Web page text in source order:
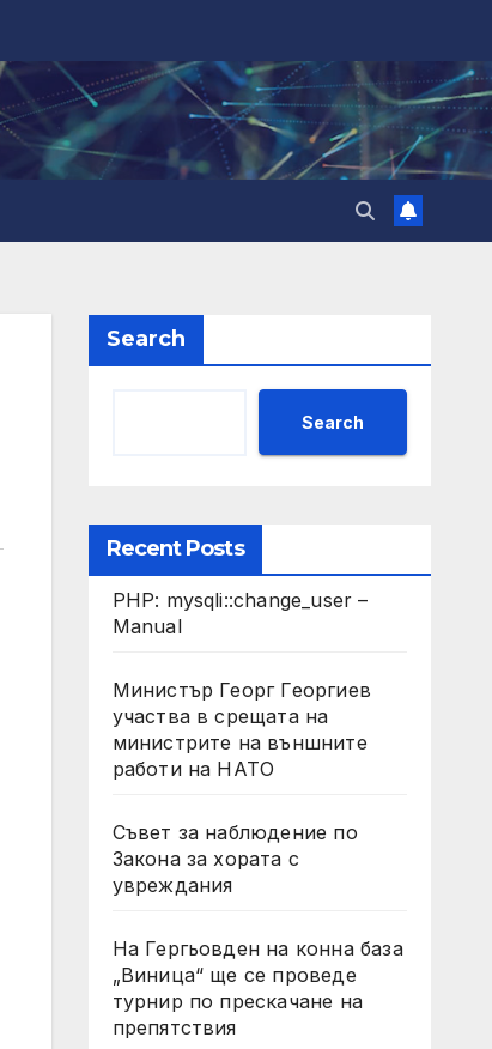
Search
Search
Recent Posts
PHP: mysqli::change_user –
Manual
Министър Георг Георгиев
участва в срещата на
министрите на външните
работи на НАТО
Съвет за наблюдение по
Закона за хората с
увреждания
На Гергьовден на конна база
„Виница“ ще се проведе
турнир по прескачане на
препятствия